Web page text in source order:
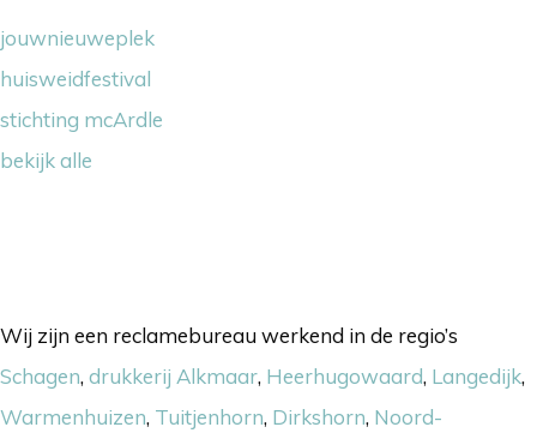
jouwnieuweplek
huisweidfestival
stichting mcArdle
bekijk alle
Wij zijn een reclamebureau werkend in de regio’s
Schagen, drukkerij Alkmaar, Heerhugowaard, Langedijk,
Warmenhuizen, Tuitjenhorn, Dirkshorn, Noord-